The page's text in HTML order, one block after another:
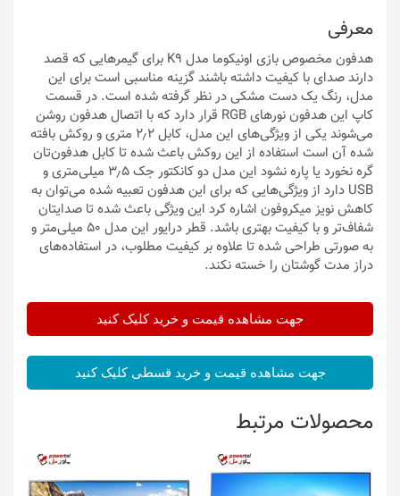
معرفی
هدفون مخصوص بازی اونیکوما مدل K9 برای گیمرهایی که قصد
دارند صدای با کیفیت داشته باشند گزینه مناسبی است برای این
مدل، رنگ یک دست مشکی در نظر گرفته شده است. در قسمت
کاپ این هدفون نورهای RGB قرار دارد که با اتصال هدفون روشن
می‌شوند یکی از ویژگی‌های این مدل، کابل ۲٫۲ متری و روکش بافته
شده آن است استفاده از این روکش باعث شده تا کابل هدفون‌‌تان
گره نخورد یا پاره نشود این مدل دو کانکتور جک ۳٫۵ میلی‌متری و
USB دارد از ویژگی‌هایی که برای این هدفون تعبیه شده می‌توان به
کاهش نویز میکروفون اشاره کرد این ویژگی‌ باعث شده تا صدایتان
شفاف‌تر و با کیفیت بهتری باشد. قطر درایور این مدل ۵۰ میلی‌متر و
به صورتی طراحی شده تا علاوه بر کیفیت مطلوب، در استفاده‌های
دراز مدت گوشتان را خسته نکند.
جهت مشاهده قیمت و خرید کلیک کنید
جهت مشاهده قیمت و خرید قسطی کلیک کنید
محصولات مرتبط